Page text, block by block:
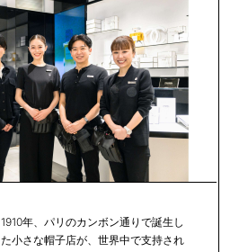
1910年、パリのカンボン通りで誕生し
た小さな帽子店が、世界中で支持され